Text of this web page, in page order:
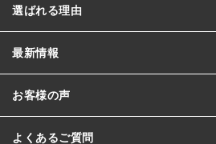
選ばれる理由
最新情報
お客様の声
よくあるご質問